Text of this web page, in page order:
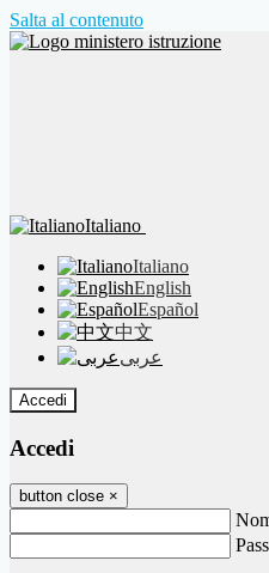
Salta al contenuto
Italiano
Italiano
English
Español
中文
عربى
Accedi
Accedi
button close ×